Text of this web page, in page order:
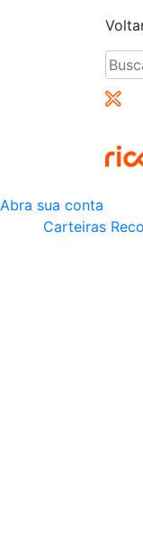
por:
Abra sua conta
Carteiras